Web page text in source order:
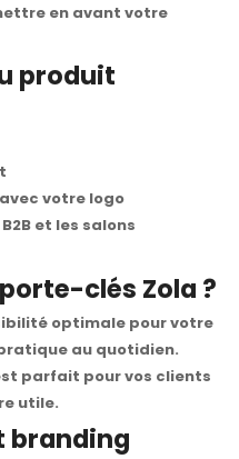
en avant votre
produit
votre logo
et les salons
clés Zola ?
optimale pour votre
au quotidien.
parfait pour vos clients
utile.
branding